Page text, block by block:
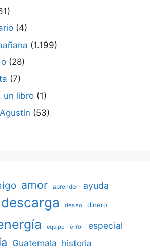
(4)
(1.199)
(28)
(7)
un libro (1)
(53)
amor aprender ayuda
descarga deseo dinero
equipo error especial
Guatemala historia